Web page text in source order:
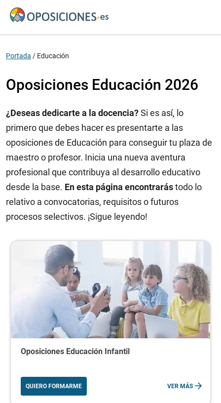
Portada / Educación
Oposiciones Educación 2026
¿Deseas dedicarte a la docencia?Si es así, lo
primero que debes hacer es presentarte a las
oposiciones de Educación para conseguir tu plaza de
maestro o profesor. Inicia una nueva aventura
profesional que contribuya al desarrollo educativo
desde la base. En esta página encontrarástodo lo
relativo a convocatorias, requisitos o futuros
procesos selectivos. ¡Sigue leyendo!
Oposiciones Educación Infantil
QUIERO FORMARME VER MÁS